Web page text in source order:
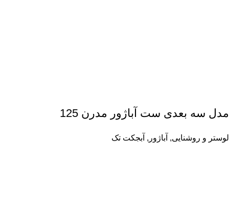
مدل سه بعدی ست آباژور مدرن 125
لوستر و روشنایی, آباژور , آبجکت تک